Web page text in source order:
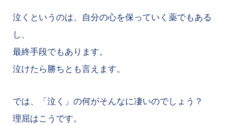
泣くというのは、自分の心を保っていく薬でもある
し、
最終手段でもあります。
泣けたら勝ちとも言えます。
では、「泣く」の何がそんなに凄いのでしょう？
理屈はこうです。